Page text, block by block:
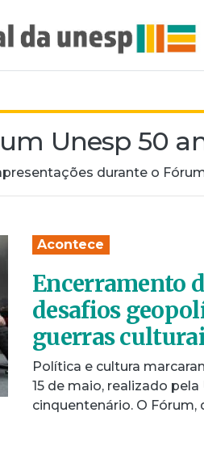
Unesp 50
durante o
Acontece
Encerramento
desafios
guerras
Política e cultura
15 de maio, realizado
cinquentenário. O Fórum,